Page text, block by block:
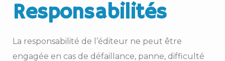
Responsabilités
La responsabilité de l’éditeur ne peut être
engagée en cas de défaillance, panne, difficulté